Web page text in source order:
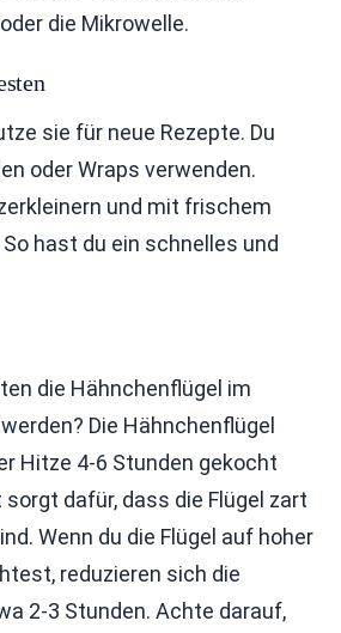
die Mikrowelle.
sie für neue Rezepte. Du
oder Wraps verwenden.
und mit frischem
hast du ein schnelles und
die Hähnchenflügel im
Die Hähnchenflügel
Hitze 4-6 Stunden gekocht
dafür, dass die Flügel zart
Wenn du die Flügel auf hoher
reduzieren sich die
2-3 Stunden. Achte darauf,